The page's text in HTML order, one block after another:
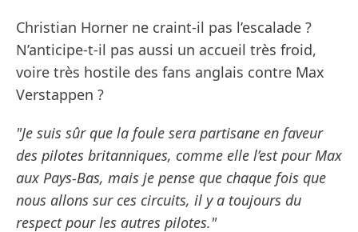
Christian Horner ne craint-il pas l’escalade ?
N’anticipe-t-il pas aussi un accueil très froid,
voire très hostile des fans anglais contre Max
Verstappen ?
"Je suis sûr que la foule sera partisane en faveur
des pilotes britanniques, comme elle l’est pour Max
aux Pays-Bas, mais je pense que chaque fois que
nous allons sur ces circuits, il y a toujours du
respect pour les autres pilotes."